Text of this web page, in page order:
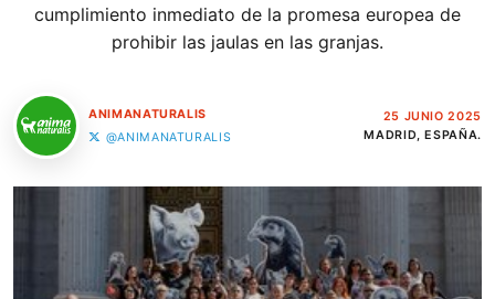
cumplimiento inmediato de la promesa europea de
prohibir las jaulas en las granjas.
ANIMANATURALIS
@ANIMANATURALIS
25 JUNIO 2025
MADRID, ESPAÑA.